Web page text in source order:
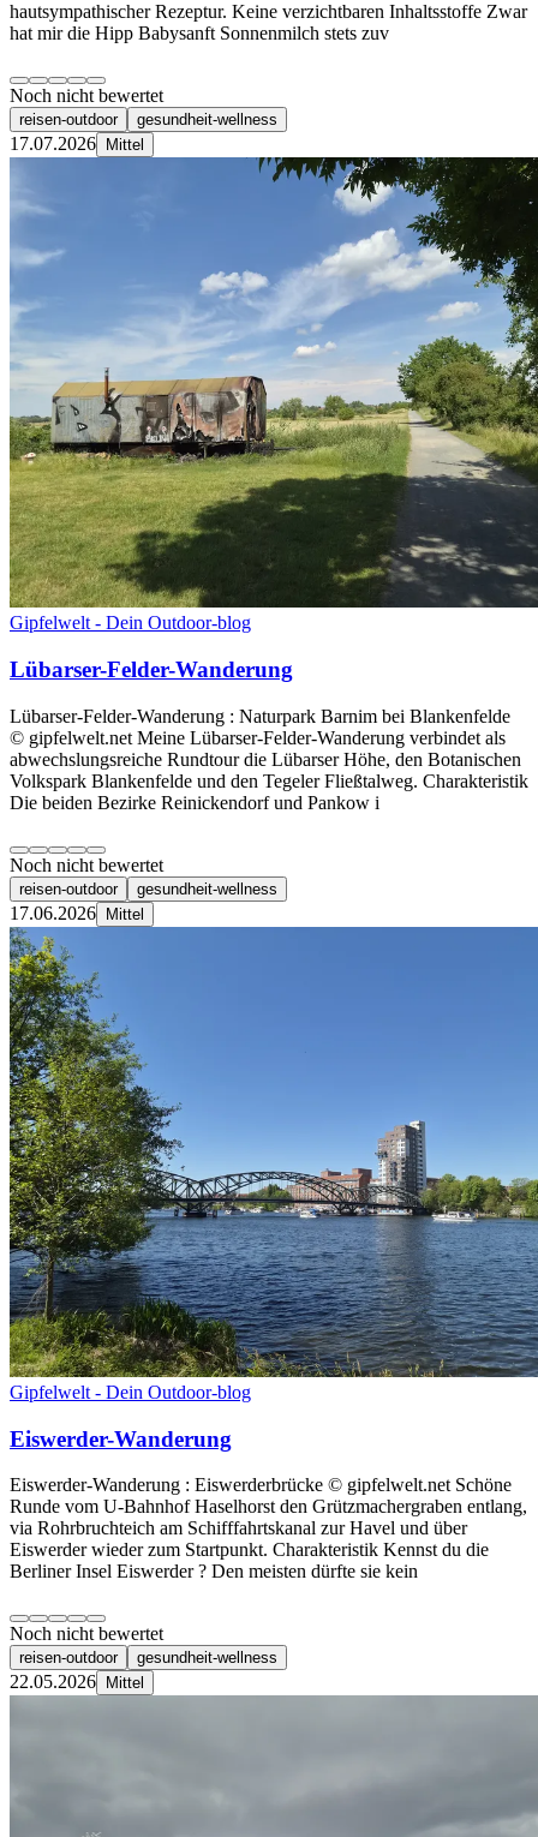
hautsympathischer Rezeptur. Keine verzichtbaren Inhaltsstoffe Zwar
hat mir die Hipp Babysanft Sonnenmilch stets zuv
Noch nicht bewertet
reisen-outdoor gesundheit-wellness
17.07.2026 Mittel
Gipfelwelt - Dein Outdoor-blog
Lübarser-Felder-Wanderung
Lübarser-Felder-Wanderung : Naturpark Barnim bei Blankenfelde
© gipfelwelt.net Meine Lübarser-Felder-Wanderung verbindet als
abwechslungsreiche Rundtour die Lübarser Höhe, den Botanischen
Volkspark Blankenfelde und den Tegeler Fließtalweg. Charakteristik
Die beiden Bezirke Reinickendorf und Pankow i
Noch nicht bewertet
reisen-outdoor gesundheit-wellness
17.06.2026 Mittel
Gipfelwelt - Dein Outdoor-blog
Eiswerder-Wanderung
Eiswerder-Wanderung : Eiswerderbrücke © gipfelwelt.net Schöne
Runde vom U-Bahnhof Haselhorst den Grützmachergraben entlang,
via Rohrbruchteich am Schifffahrtskanal zur Havel und über
Eiswerder wieder zum Startpunkt. Charakteristik Kennst du die
Berliner Insel Eiswerder ? Den meisten dürfte sie kein
Noch nicht bewertet
reisen-outdoor gesundheit-wellness
22.05.2026 Mittel